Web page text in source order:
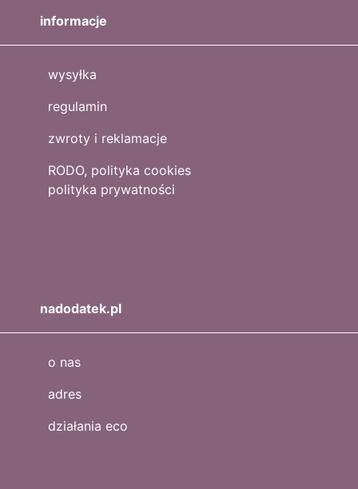
informacje
wysyłka
regulamin
zwroty i reklamacje
RODO, polityka cookies
polityka prywatności
nadodatek.pl
o nas
adres
działania eco